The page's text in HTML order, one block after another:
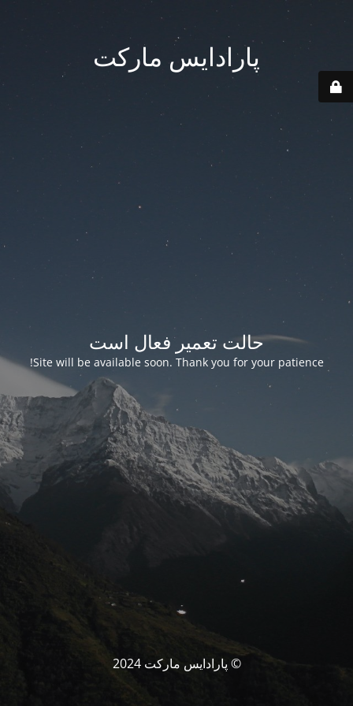
پارادایس مارکت
حالت تعمیر فعال است
Site will be available soon. Thank you for your patience!
© پارادایس مارکت 2024